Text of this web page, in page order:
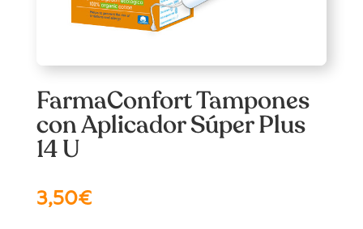
FarmaConfort Tampones
con Aplicador Súper Plus
14 U
3,50€